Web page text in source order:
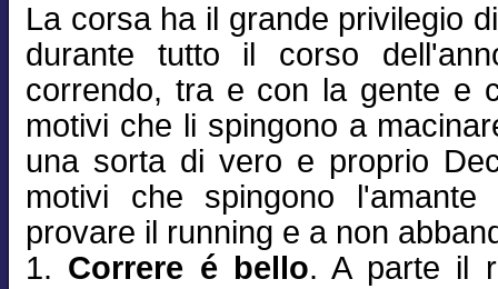
La corsa ha il grande privilegio
durante tutto il corso
correndo, tra e con la gente e
motivi che li spingono a
una sorta di vero e proprio
motivi che spingono
provare il running e a non
1. Correre é bello. A parte il